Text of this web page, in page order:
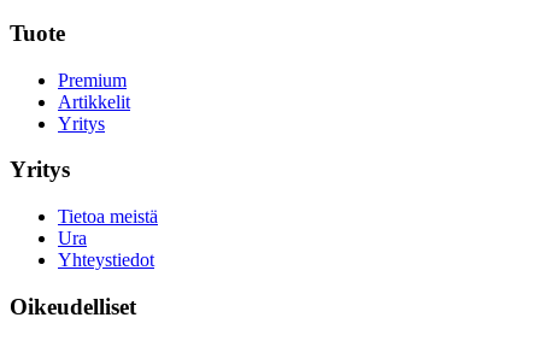
Tuote
Premium
Artikkelit
Yritys
Yritys
Tietoa meistä
Ura
Yhteystiedot
Oikeudelliset